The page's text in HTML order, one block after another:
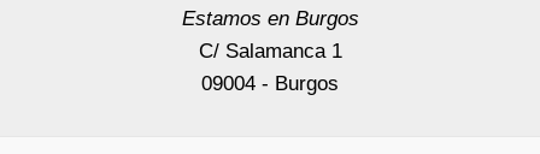
Estamos en Burgos
C/ Salamanca 1
09004 - Burgos